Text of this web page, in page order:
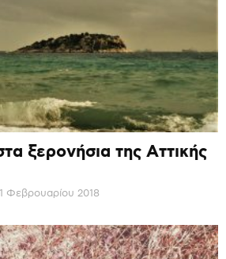
ξερονήσια της Αττικής
Φεβρουαρίου 2018